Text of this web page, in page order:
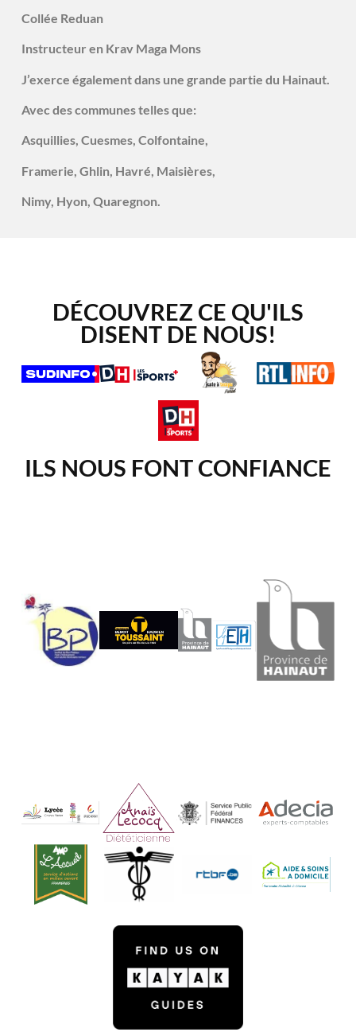
Collée Reduan
Instructeur en Krav Maga Mons
J’exerce également dans une grande partie du Hainaut.
Avec des communes telles que:
Asquillies, Cuesmes, Colfontaine,
Framerie, Ghlin, Havré, Maisières,
Nimy, Hyon, Quaregnon.
DÉCOUVREZ CE QU'ILS
DISENT DE NOUS!
ILS NOUS FONT CONFIANCE